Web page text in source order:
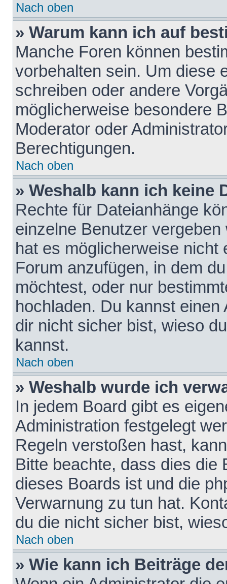
Nach oben
» Warum kann ich auf
Manche Foren können
vorbehalten sein. Um diese
schreiben oder andere
möglicherweise besondere
Moderator oder
Berechtigungen.
Nach oben
» Weshalb kann ich keine
Rechte für Dateianhänge
einzelne Benutzer
hat es möglicherweise nicht
Forum anzufügen, in dem
möchtest, oder nur
hochladen. Du kannst
dir nicht sicher bist, wieso
kannst.
Nach oben
» Weshalb wurde ich
In jedem Board gibt es
Administration festgelegt
Regeln verstoßen hast,
Bitte beachte, dass dies die
dieses Boards ist und die
Verwarnung zu tun hat.
du die nicht sicher bist,
Nach oben
» Wie kann ich Beiträge